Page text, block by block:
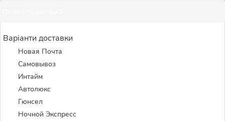
Варіанти доставки
Новая Почта
Самовывоз
Интайм
Автолюкс
Гюнсел
Ночной Экспресс